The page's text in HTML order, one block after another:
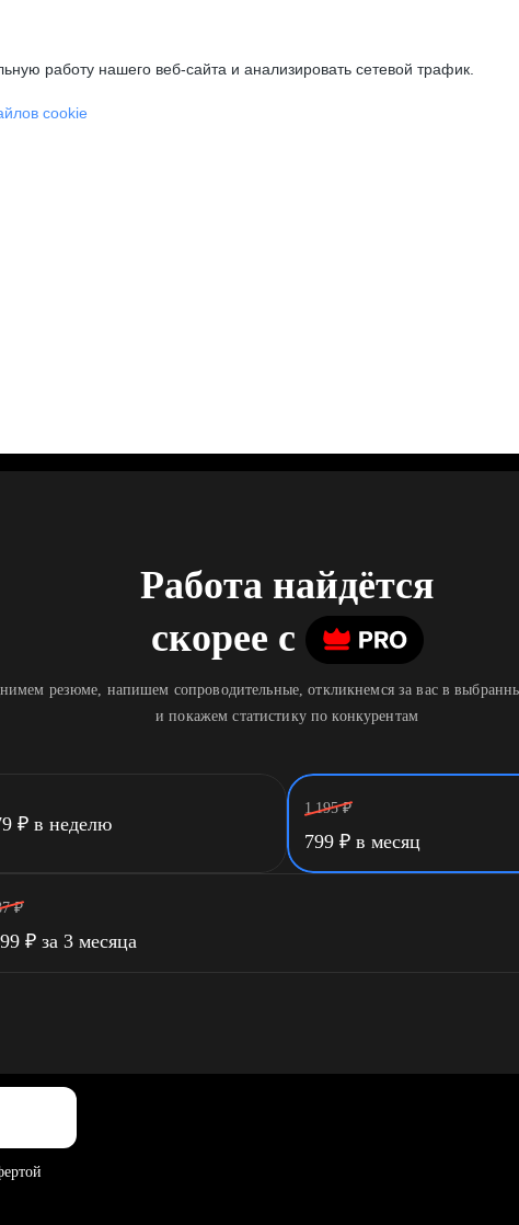
работу нашего веб-сайта и анализировать сетевой трафик.
cookie
Работа найдётся
скорее c
резюме, напишем сопроводительные, откликнемся за вас в
и покажем статистику по конкурентам
₽ в неделю
1 195 ₽
799 ₽ в месяц
₽
₽ за 3 месяца